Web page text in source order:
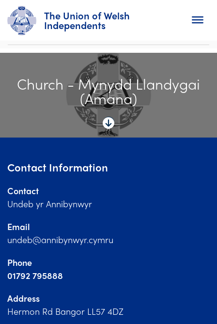
The Union of Welsh
Independents
Home
For Churches
News
Church Finder
Training
Contact Us
Church - Mynydd Llandygai
(Amana)
Contact Information
Contact
Undeb yr Annibynwyr
Email
undeb@annibynwyr.cymru
Phone
01792 795888
Address
Hermon Rd Bangor LL57 4DZ